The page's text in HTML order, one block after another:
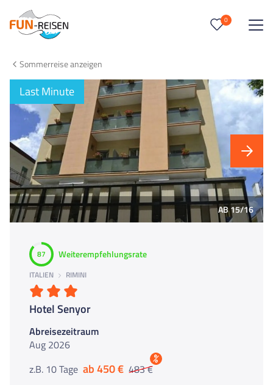
0
Keine Reisen auf der Merkliste
Sommerreise anzeigen
Last Minute
AB 15/16
87 Weiterempfehlungsrate
ITALIEN RIMINI
Hotel Senyor
Abreisezeitraum
Aug 2026
z.B. 10 Tage ab 450 € 483 €
%